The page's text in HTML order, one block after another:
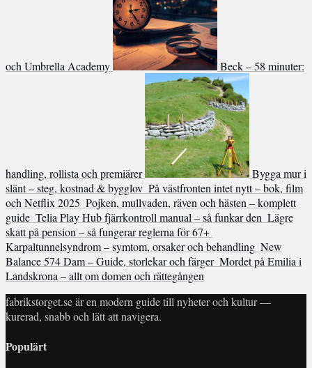
och Umbrella Academy Beck – 58 minuter:
handling, rollista och premiärer
Bygga mur i
slänt – steg, kostnad & bygglov På västfronten intet nytt – bok, film
och Netflix 2025 Pojken, mullvaden, räven och hästen – komplett
guide Telia Play Hub fjärrkontroll manual – så funkar den Lägre
skatt på pension – så fungerar reglerna för 67+
Karpaltunnelsyndrom – symtom, orsaker och behandling New
Balance 574 Dam – Guide, storlekar och färger Mordet på Emilia i
Landskrona – allt om domen och rättegången
fabrikstorget.se är en modern guide till nyheter och kultur —
kurerad, snabb och lätt att navigera.
Populärt